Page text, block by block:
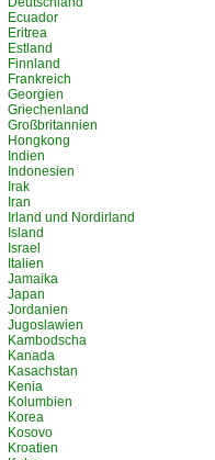
Ecuador
Eritrea
Estland
Finnland
Frankreich
Georgien
Griechenland
Großbritannien
Hongkong
Indien
Indonesien
Irak
Iran
Irland und Nordirland
Island
Israel
Italien
Jamaika
Japan
Jordanien
Jugoslawien
Kambodscha
Kanada
Kasachstan
Kenia
Kolumbien
Korea
Kosovo
Kroatien